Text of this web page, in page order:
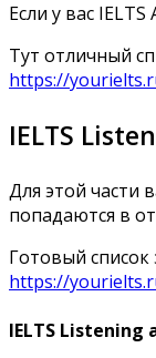
Если у вас
Тут отличный
https://
IELTS
Для этой части
попадаются в
Готовый список
https://
IELTS Listening